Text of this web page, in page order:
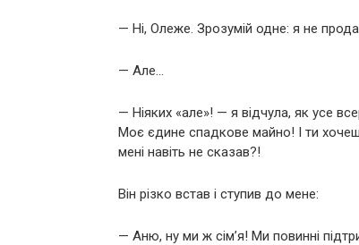
— Ні, Олеже. Зрозумій одне: я не
— Але…
— Ніяких «але»! — я відчула, як усе
Моє єдине спадкове майно! І ти
мені навіть не сказав?!
Він різко встав і ступив до мене:
— Аню, ну ми ж сім’я! Ми повинні